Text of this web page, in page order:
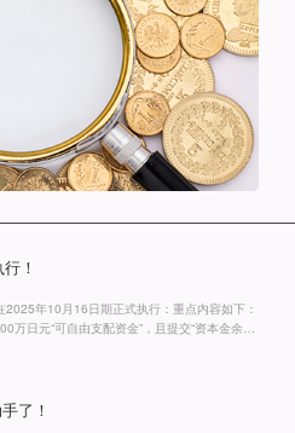
！
年10月16日期正式执行：重点内容如下：
日元“可自由支配资金”，且提交“资本金余额
了！